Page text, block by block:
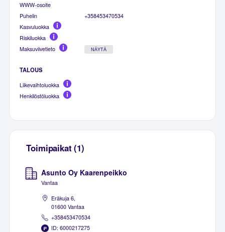
WWW-osoite
Puhelin
+358453470534
Kasvuluokka
Riskiluokka
Maksuviivetieto
NÄYTÄ
TALOUS
Liikevaihtoluokka
Henkilöstöluokka
Toimipaikat (1)
Asunto Oy Kaarenpeikko
Vantaa
Eräkuja 6,
01600 Vantaa
+358453470534
ID: 6000217275